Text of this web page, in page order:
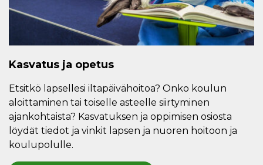
Kasvatus ja opetus
Etsitkö lapsellesi iltapäivähoitoa? Onko koulun
aloittaminen tai toiselle asteelle siirtyminen
ajankohtaista? Kasvatuksen ja oppimisen osiosta
löydät tiedot ja vinkit lapsen ja nuoren hoitoon ja
koulupolulle.